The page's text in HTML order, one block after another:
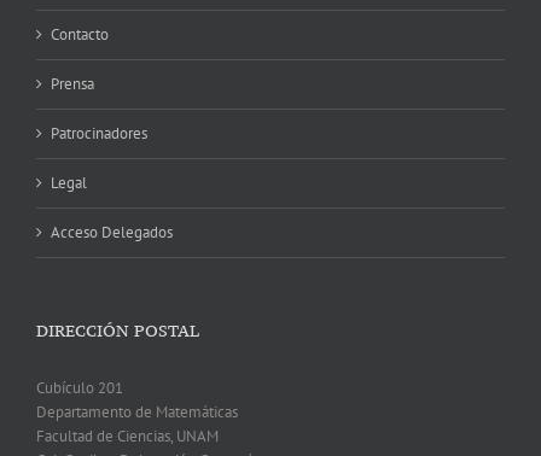
Contacto
Prensa
Patrocinadores
Legal
Acceso Delegados
DIRECCIÓN POSTAL
Cubículo 201
Departamento de Matemáticas
Facultad de Ciencias, UNAM